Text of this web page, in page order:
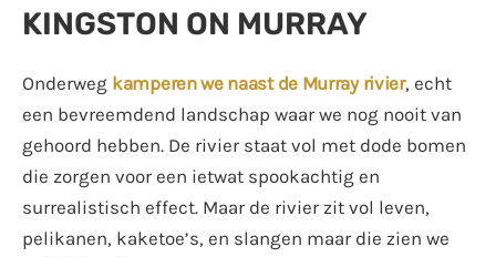
KINGSTON ON MURRAY
Onderweg kamperen we naast de Murray rivier, echt
een bevreemdend landschap waar we nog nooit van
gehoord hebben. De rivier staat vol met dode bomen
die zorgen voor een ietwat spookachtig en
surrealistisch effect. Maar de rivier zit vol leven,
pelikanen, kaketoe’s, en slangen maar die zien we